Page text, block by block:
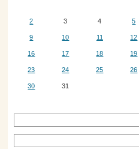
2 3 4 5
9 10 11 12
16 17 18 19
23 24 25 26
30 31